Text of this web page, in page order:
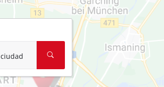
de materiales húmedos y secos
para cenizas
herramientas de limpieza